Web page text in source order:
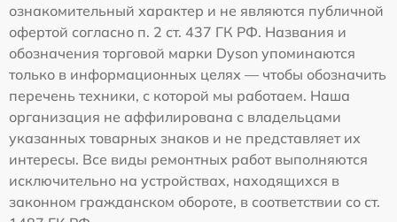
ознакомительный характер и не являются публичной
офертой согласно п. 2 ст. 437 ГК РФ. Названия и
обозначения торговой марки Dyson упоминаются
только в информационных целях — чтобы обозначить
перечень техники, с которой мы работаем. Наша
организация не аффилирована с владельцами
указанных товарных знаков и не представляет их
интересы. Все виды ремонтных работ выполняются
исключительно на устройствах, находящихся в
законном гражданском обороте, в соответствии со ст.